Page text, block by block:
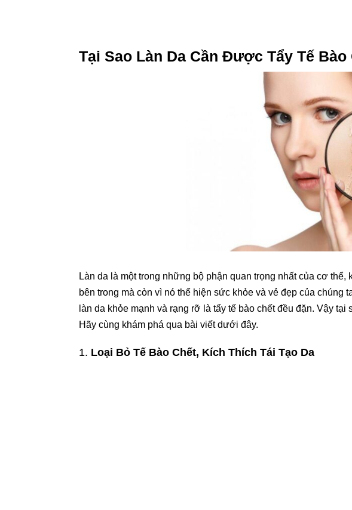
Tại Sao Làn Da Cần Được Tẩy Tế
Làn da là một trong những bộ phận quan trọng nhất của cơ
bên trong mà còn vì nó thể hiện sức khỏe và vẻ đẹp của chúng
làn da khỏe mạnh và rạng rỡ là tẩy tế bào chết đều đặn. Vậy
Hãy cùng khám phá qua bài viết dưới đây.
1. Loại Bỏ Tế Bào Chết, Kích Thích Tái Tạo Da